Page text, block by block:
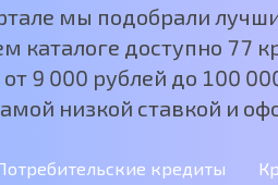
мы подобрали
каталоге доступно 77
от 9 000 рублей до 100
низкой ставкой и
кредиты